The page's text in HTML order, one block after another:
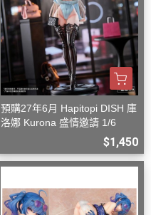
預購27年6月 Hapitopi DISH 庫
洛娜 Kurona 盛情邀請 1/6
$1,450